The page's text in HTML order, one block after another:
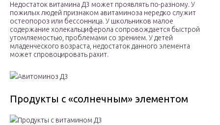
Недостаток витамина Д3 может проявлять по-разному. У
пожилых людей признаком авитаминоза нередко служит
остеопороз или бессонница. У школьников малое
содержание холекальциферола сопровождается быстрой
утомляемостью, проблемами со зрением. У детей
младенческого возраста, недостаток данного элемента
может спровоцировать рахит.
Авитоминоз Д3
Продукты с «солнечным» элементом
Продукты с витамином Д3